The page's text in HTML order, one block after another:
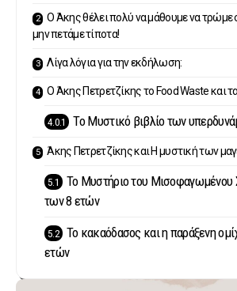
Ο Άκης θέλει πολύ να μάθουμε να τρώμε
μην πετάμε τίποτα!
Λίγα λόγια για την εκδήλωση:
Ο Άκης Πετρετζίκης το Food Waste και
Το Μυστικό βιβλίο των
Άκης Πετρετζίκης και Η μυστική των
Το Μυστήριο του Μισοφαγωμένου
των 8 ετών
Το κακαόδασος και η παράξενη
ετών